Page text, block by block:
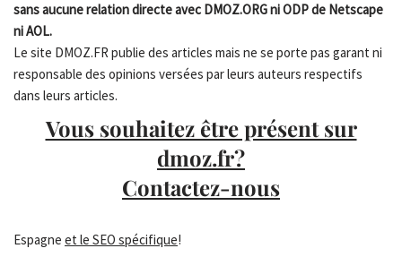
sans aucune relation directe avec DMOZ.ORG ni ODP de Netscape
ni AOL.
Le site DMOZ.FR publie des articles mais ne se porte pas garant ni
responsable des opinions versées par leurs auteurs respectifs
dans leurs articles.
Vous souhaitez être présent sur
dmoz.fr?
Contactez-nous
Espagne et le SEO spécifique!